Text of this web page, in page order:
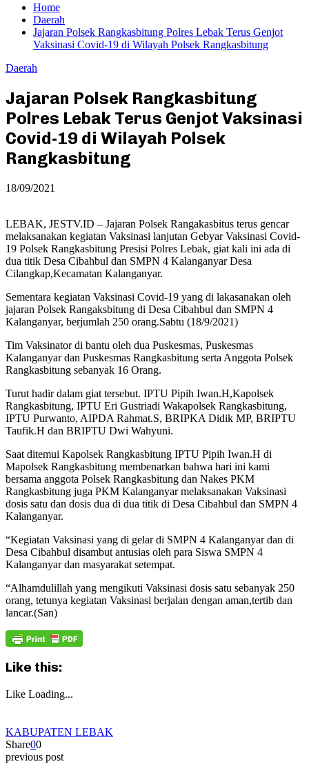
Home
Daerah
Jajaran Polsek Rangkasbitung Polres Lebak Terus Genjot
Vaksinasi Covid-19 di Wilayah Polsek Rangkasbitung
Daerah
Jajaran Polsek Rangkasbitung
Polres Lebak Terus Genjot Vaksinasi
Covid-19 di Wilayah Polsek
Rangkasbitung
18/09/2021
LEBAK, JESTV.ID – Jajaran Polsek Rangakasbitus terus gencar
melaksanakan kegiatan Vaksinasi lanjutan Gebyar Vaksinasi Covid-
19 Polsek Rangkasbitung Presisi Polres Lebak, giat kali ini ada di
dua titik Desa Cibahbul dan SMPN 4 Kalanganyar Desa
Cilangkap,Kecamatan Kalanganyar.
Sementara kegiatan Vaksinasi Covid-19 yang di lakasanakan oleh
jajaran Polsek Rangaksbitung di Desa Cibahbul dan SMPN 4
Kalanganyar, berjumlah 250 orang.Sabtu (18/9/2021)
Tim Vaksinator di bantu oleh dua Puskesmas, Puskesmas
Kalanganyar dan Puskesmas Rangkasbitung serta Anggota Polsek
Rangkasbitung sebanyak 16 Orang.
Turut hadir dalam giat tersebut. IPTU Pipih Iwan.H,Kapolsek
Rangkasbitung, IPTU Eri Gustriadi Wakapolsek Rangkasbitung,
IPTU Purwanto, AIPDA Rahmat.S, BRIPKA Didik MP, BRIPTU
Taufik.H dan BRIPTU Dwi Wahyuni.
Saat ditemui Kapolsek Rangkasbitung IPTU Pipih Iwan.H di
Mapolsek Rangkasbitung membenarkan bahwa hari ini kami
bersama anggota Polsek Rangkasbitung dan Nakes PKM
Rangkasbitung juga PKM Kalanganyar melaksanakan Vaksinasi
dosis satu dan dosis dua di dua titik di Desa Cibahbul dan SMPN 4
Kalanganyar.
“Kegiatan Vaksinasi yang di gelar di SMPN 4 Kalanganyar dan di
Desa Cibahbul disambut antusias oleh para Siswa SMPN 4
Kalanganyar dan masyarakat setempat.
“Alhamdulillah yang mengikuti Vaksinasi dosis satu sebanyak 250
orang, tetunya kegiatan Vaksinasi berjalan dengan aman,tertib dan
lancar.(San)
Like this:
Like Loading...
KABUPATEN LEBAK
Share00
previous post